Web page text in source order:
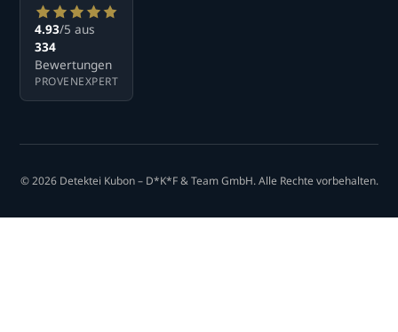
4.93/5 aus
334
Bewertungen
PROVENEXPERT
© 2026 Detektei Kubon – D*K*F & Team GmbH. Alle Rechte vorbehalten.